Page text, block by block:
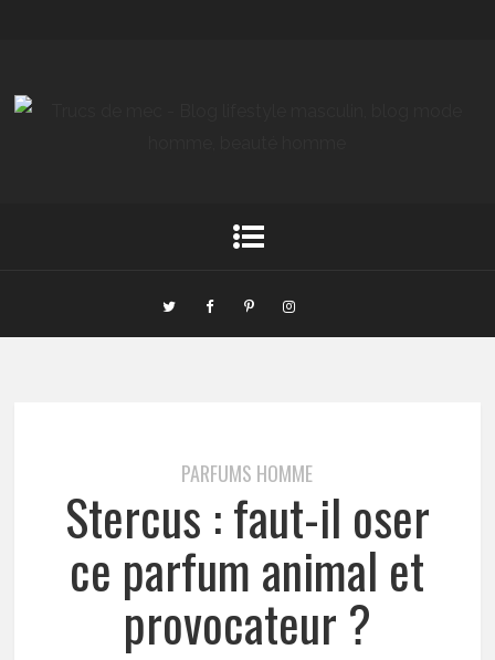
PARFUMS HOMME
Stercus : faut-il oser
ce parfum animal et
provocateur ?